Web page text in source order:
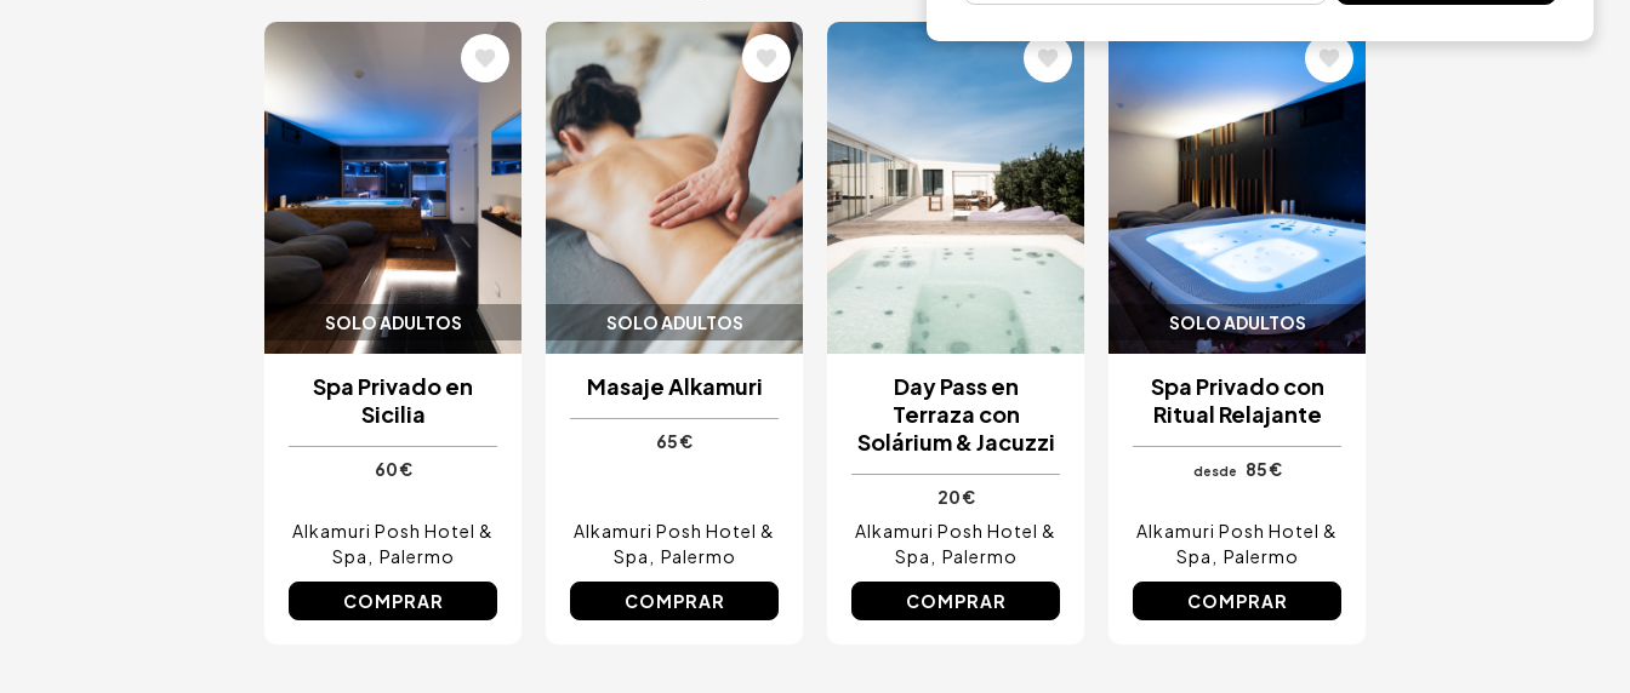
SOLO ADULTOS
Image
Spa Privado en
Sicilia
60 €
Alkamuri Posh Hotel &
Spa
Palermo
COMPRAR
SOLO ADULTOS
Image
Masaje Alkamuri
65 €
Alkamuri Posh Hotel &
Spa
Palermo
COMPRAR
Image
Day Pass en
Terraza con
Solárium & Jacuzzi
20 €
Alkamuri Posh Hotel &
Spa
Palermo
COMPRAR
SOLO ADULTOS
Image
Spa Privado con
Ritual Relajante
desde 85 €
Alkamuri Posh Hotel &
Spa
Palermo
COMPRAR